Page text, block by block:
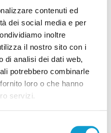
contenuti ed
dei social media e per
inoltre
il nostro sito con i
di analisi dei dati web,
potrebbero combinarle
loro o che hanno
servizi.